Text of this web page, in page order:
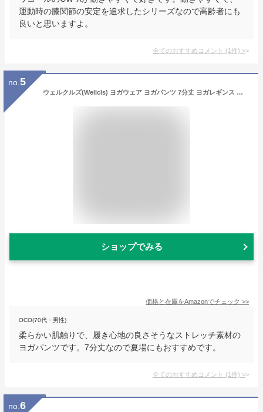
運動時の膝関節の安定を追求したシリーズなので高齢者にも
良いと思いますよ。
全てのおすすめコメント (1件) >
no. 5
ウェルクルズ(Wellcls) ヨガウェア ヨガパンツ 7分丈 ヨガレギンス レディース スパッツ ホットヨガ スポーツタイツ ストレッチ 吸汗速乾 おしゃれ ハイウエスト (スペースダイブラック, S(58-64cm))
ショップでみる
価格と在庫をAmazonでチェック >>
OCO(70代・男性)
柔らかい肌触りで、履き心地の良さそうなストレッチ素材の
ヨガパンツです。7分丈なので夏場にもおすすめです。
全てのおすすめコメント (1件) >
no. 6